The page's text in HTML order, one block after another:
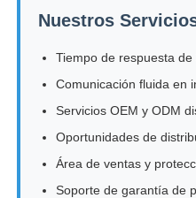
Nuestros
Tiempo de respuesta
Comunicación fluida en
Servicios OEM y ODM
Oportunidades de
Área de ventas y
Soporte de garantía de